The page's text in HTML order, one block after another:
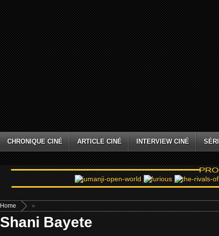
CHRONIQUE CINÉ ARTICLE CINÉ INTERVIEW CINÉ
Home »
Shani Bayete